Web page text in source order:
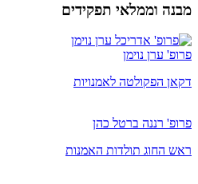
מבנה וממלאי תפקידים
פרופ' ערן נוימן
דקאן הפקולטה לאמנויות
פרופ' רננה ברטל כהן
ראש החוג תולדות האמנות